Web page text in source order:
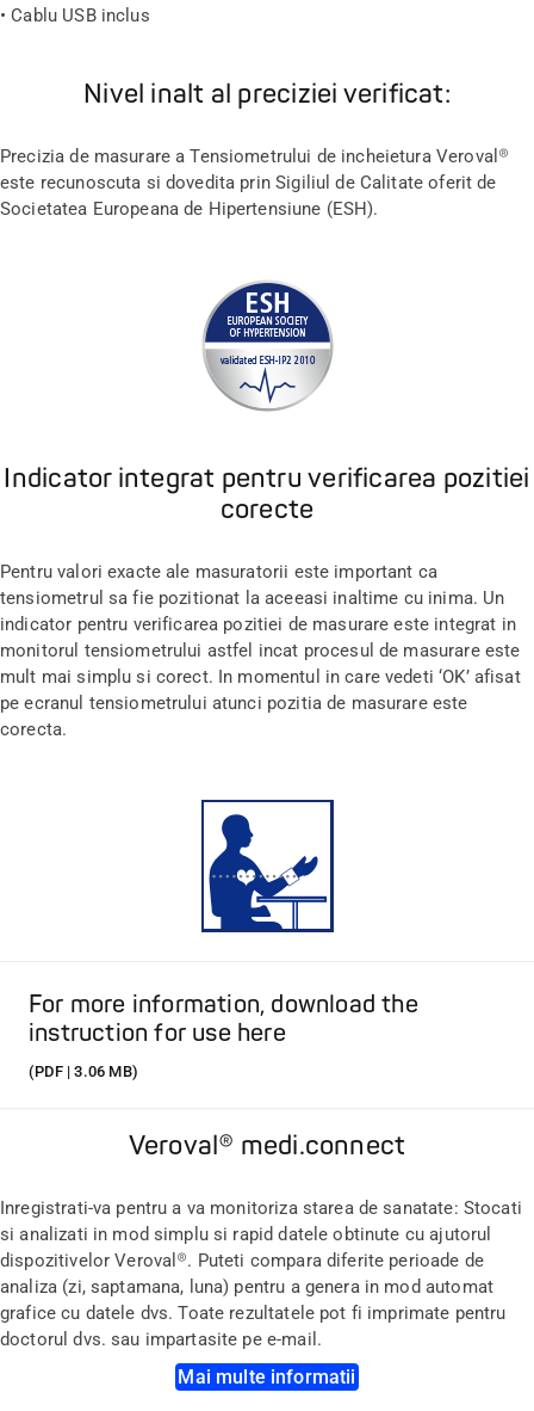
• Cablu USB inclus
Nivel inalt al preciziei verificat:
Precizia de masurare a Tensiometrului de incheietura Veroval®
este recunoscuta si dovedita prin Sigiliul de Calitate oferit de
Societatea Europeana de Hipertensiune (ESH).
Indicator integrat pentru verificarea pozitiei
corecte
Pentru valori exacte ale masuratorii este important ca
tensiometrul sa fie pozitionat la aceeasi inaltime cu inima. Un
indicator pentru verificarea pozitiei de masurare este integrat in
monitorul tensiometrului astfel incat procesul de masurare este
mult mai simplu si corect. In momentul in care vedeti ‘OK’ afisat
pe ecranul tensiometrului atunci pozitia de masurare este
corecta.
For more information, download the
instruction for use here
(PDF | 3.06 MB)
Veroval® medi.connect
Inregistrati-va pentru a va monitoriza starea de sanatate: Stocati
si analizati in mod simplu si rapid datele obtinute cu ajutorul
dispozitivelor Veroval®. Puteti compara diferite perioade de
analiza (zi, saptamana, luna) pentru a genera in mod automat
grafice cu datele dvs. Toate rezultatele pot fi imprimate pentru
doctorul dvs. sau impartasite pe e-mail.
Mai multe informatii